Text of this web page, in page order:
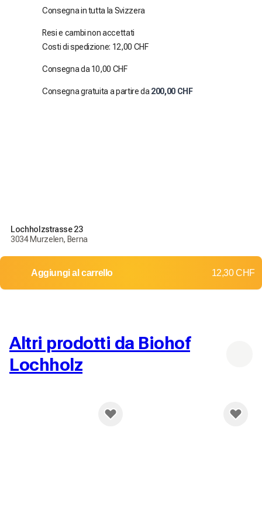
Consegna in tutta la Svizzera
Resi e cambi non accettati
Costi di spedizione: 12,00 CHF
Consegna da 10,00 CHF
Consegna gratuita a partire da200,00 CHF
Lochholzstrasse 23
3034 Murzelen, Berna
Aggiungi al carrello 12,30 CHF
Altri prodotti da Biohof
Lochholz